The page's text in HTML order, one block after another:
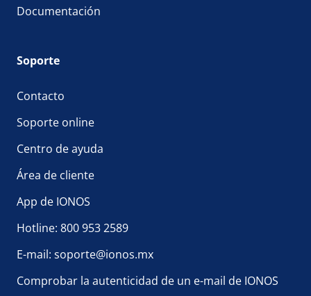
Documentación
Soporte
Contacto
Soporte online
Centro de ayuda
Área de cliente
App de IONOS
Hotline: 800 953 2589
E-mail: soporte@ionos.mx
Comprobar la autenticidad de un e-mail de IONOS